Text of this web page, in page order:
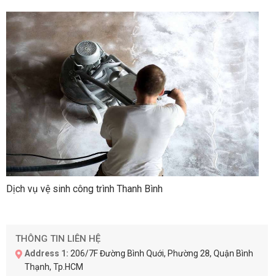
Dịch vụ vệ sinh công trình Thanh Bình
THÔNG TIN LIÊN HỆ
Address 1: 206/7F Đường Bình Quới, Phường 28, Quận Bình
Thạnh, Tp.HCM